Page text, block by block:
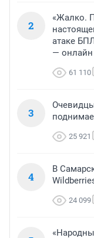
2
«Жалко.
атаке
— онлайн
61 110
3
25 921
4
В
24 099